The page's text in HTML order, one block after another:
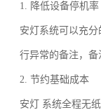
1. 降低设备停机率
安灯系统可以充
行异常的备注，备
2. 节约基础成本
安灯 系统全程无